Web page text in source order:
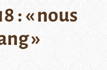
: « nous
»